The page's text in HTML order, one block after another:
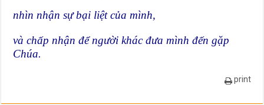
nhìn nhận sự bại liệt của mình,
và chấp nhận để người khác đưa mình đến gặp
Chúa.
print